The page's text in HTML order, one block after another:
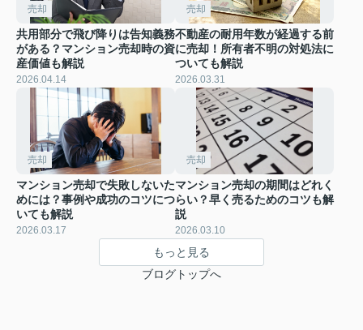
売却
共用部分で飛び降りは告知義務
がある？マンション売却時の資
産価値も解説
2026.04.14
売却
不動産の耐用年数が経過する前
に売却！所有者不明の対処法に
ついても解説
2026.03.31
売却
マンション売却で失敗しないた
めには？事例や成功のコツにつ
いても解説
2026.03.17
売却
マンション売却の期間はどれく
らい？早く売るためのコツも解
説
2026.03.10
もっと見る
ブログトップへ